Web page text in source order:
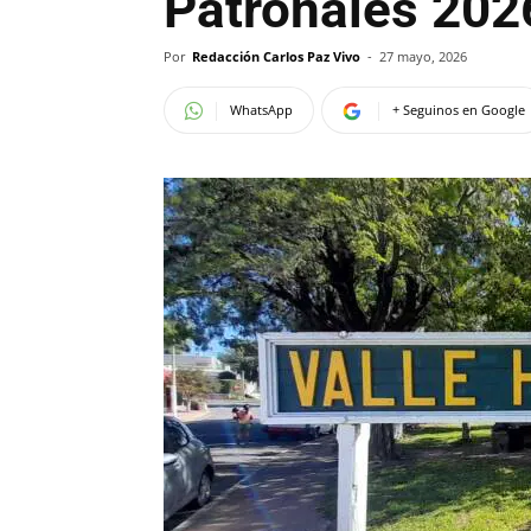
Por Redacción Carlos Paz Vivo - 27 mayo, 2026
WhatsApp + Seguinos en Google